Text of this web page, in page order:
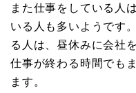
また仕事をしている人
いる人も多いようです
る人は、昼休みに会社
仕事が終わる時間でも
ます。